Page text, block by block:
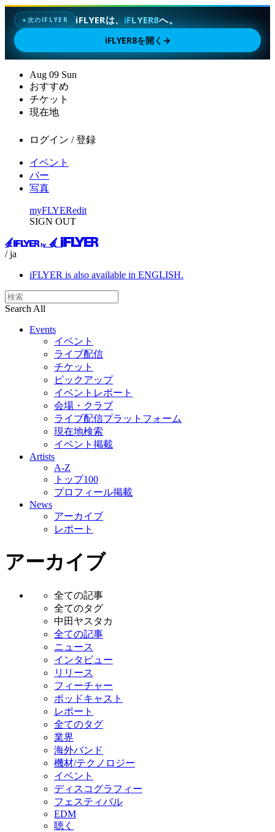
✦次のIFLYER iFLYERは、iFLYER8へ。
iFLYER8を開く →
Aug 09 Sun
おすすめ
チケット
現在地
ログイン / 登録
イベント
バー
写真
myFLYERedit
SIGN OUT
/ ja
iFLYER is also available in ENGLISH.
Search All
Events
イベント
ライブ配信
チケット
ピックアップ
イベントレポート
会場・クラブ
ライブ配信プラットフォーム
現在地検索
イベント掲載
Artists
A-Z
トップ100
プロフィール掲載
News
アーカイブ
レポート
アーカイブ
全ての記事
全てのタグ
中田ヤスタカ
全ての記事
ニュース
インタビュー
リリース
フィーチャー
ポッドキャスト
レポート
全てのタグ
業界
海外バンド
機材/テクノロジー
イベント
ディスコグラフィー
フェスティバル
EDM
聴く